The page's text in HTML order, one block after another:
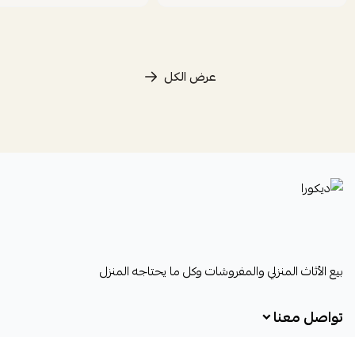
عرض الكل
ديكورا
بيع الأثاث المنزلي والمفروشات وكل ما يحتاجه المنزل
تواصل معنا